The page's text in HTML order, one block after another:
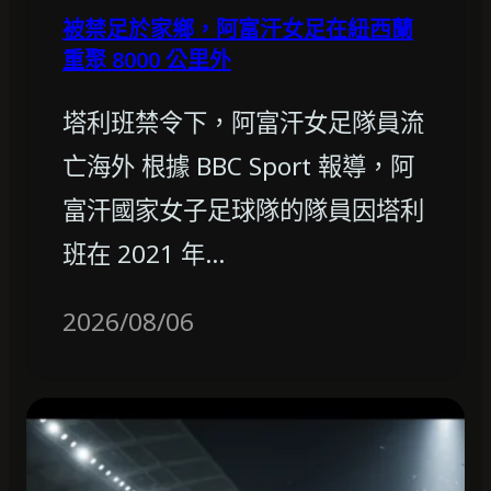
被禁足於家鄉，阿富汗女足在紐西蘭
重聚 8000 公里外
塔利班禁令下，阿富汗女足隊員流
亡海外 根據 BBC Sport 報導，阿
富汗國家女子足球隊的隊員因塔利
班在 2021 年…
2026/08/06